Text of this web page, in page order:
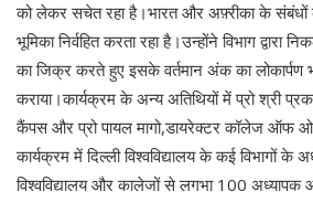
को लेकर सचेत रहा है।भारत और अफ़्रीका के
भूमिका निर्वहित करता रहा है।उन्होंने विभाग
का जिक्र करते हुए इसके वर्तमान अंक का लोकार्पण भी
कराया।कार्यक्रम के अन्य अतिथियों में प्रो श्री
कैंपस और प्रो पायल मागो,डायरेक्टर कॉलेज ऑफ
कार्यक्रम में दिल्ली विश्वविद्यालय के कई विभागों के
विश्वविद्यालय और कालेजों से लगभा 100